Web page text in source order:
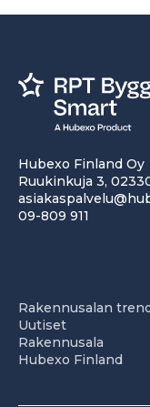
Hubexo Finland Oy
Ruukinkuja 3,
09-809 911
Rakennusalan
Uutiset
Rakennusala
Hubexo Finland